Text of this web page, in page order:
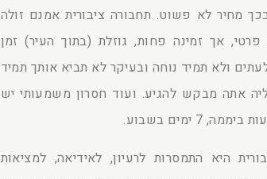
מחיר לא פשוט. תחבורה ציבורית אמנם זולה
אך זמינה פחות, גוזלת (בתוך העיר) זמן
ולא תמיד נוחה ובעיקר לא תביא אותך תמיד
אתה מבקש להגיע. ועוד חסרון משמעותי יש
היא התמסרות לרעיון, לאידיאה, למציאות